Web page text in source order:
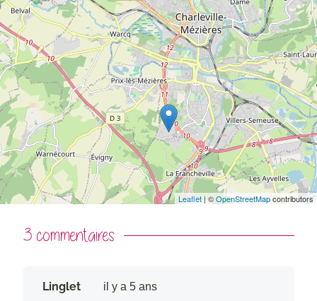
Leaflet| ©OpenStreetMapcontributors
3 commentaires
Linglet il y a 5 ans